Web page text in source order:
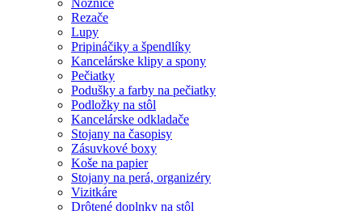
Nožnice
Rezače
Lupy
Pripináčiky a špendlíky
Kancelárske klipy a spony
Pečiatky
Podušky a farby na pečiatky
Podložky na stôl
Kancelárske odkladače
Stojany na časopisy
Zásuvkové boxy
Koše na papier
Stojany na perá, organizéry
Vizitkáre
Drôtené doplnky na stôl